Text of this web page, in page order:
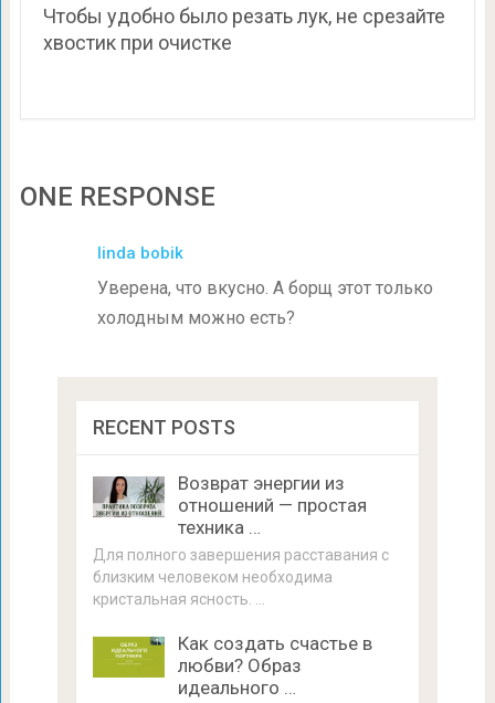
Чтобы удобно было резать лук, не срезайте
хвостик при очистке
ONE RESPONSE
linda bobik
Уверена, что вкусно. А борщ этот только
холодным можно есть?
RECENT POSTS
Возврат энергии из
отношений — простая
техника …
Для полного завершения расставания с
близким человеком необходима
кристальная ясность. …
Как создать счастье в
любви? Образ
идеального …